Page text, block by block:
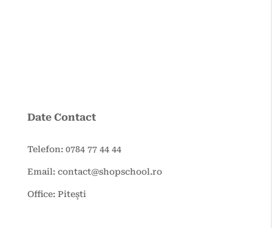
Date Contact
Telefon: 0784 77 44 44
Email: contact@shopschool.ro
Office: Pitești